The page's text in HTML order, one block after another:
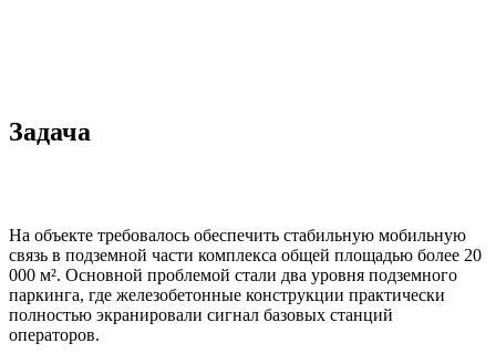
Задача
На объекте требовалось обеспечить стабильную мобильную
связь в подземной части комплекса общей площадью более 20
000 м². Основной проблемой стали два уровня подземного
паркинга, где железобетонные конструкции практически
полностью экранировали сигнал базовых станций
операторов.